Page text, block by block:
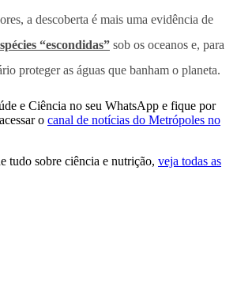
a descoberta é mais uma evidência de
“escondidas” sob os oceanos e, para
proteger as águas que banham o planeta.
e Ciência no seu WhatsApp e fique por
o canal de notícias do Metrópoles no
tudo sobre ciência e nutrição, veja todas as